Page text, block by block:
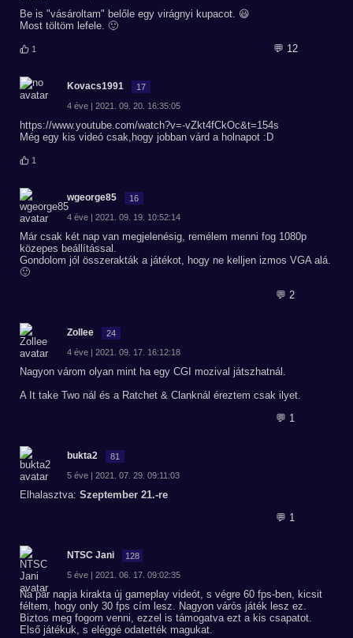
Be is "vásároltam" belőle egy virágnyi kupacot. 😃
Most töltöm lefele. 🙂
1 💬 12
Kovacs1991 17
4 éve | 2021. 09. 20. 16:35:05
https://www.youtube.com/watch?v=-vZkt4fCkOc&t=154s
Még egy kis videó csak,hogy jobban várd a holnapot :D
1
wgeorge85 16
4 éve | 2021. 09. 19. 10:52:14
Már csak két nap van megjelenésig, remélem menni fog 1080p
közepes beállítással.
Gondolom jól összerakták a játékot, hogy ne kelljen izmos VGA alá.
🙂
💬 2
Zollee 24
4 éve | 2021. 09. 17. 16:12:18
Nagyon várom olyan mint ha egy CGI mozival játszhatnál.
A It take Two nál és a Ratchet & Clanknál éreztem csak ilyet.
💬 1
bukta2 81
5 éve | 2021. 07. 29. 09:11:03
Elhalasztva: Szeptember 21.-re
💬 1
NTSC Jani 128
5 éve | 2021. 06. 17. 09:02:35
Na pár napja kirakta új gameplay videót, s végre 60 fps-ben, kicsit
féltem, hogy only 30 fps cím lesz. Nagyon várós játék lesz ez.
Biztos meg fogom venni, ezzel is támogatva ezt a kis csapatot.
Első játékuk, s eléggé odatették magukat.